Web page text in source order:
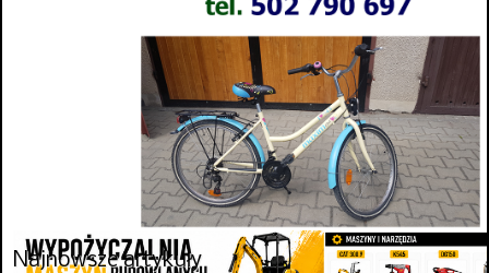
Najnowsze artykuły